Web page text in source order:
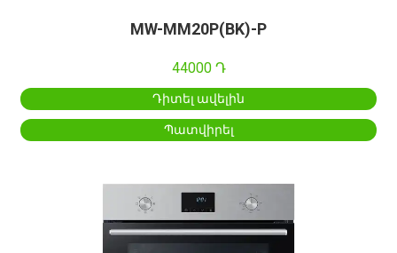
MW-MM20P(BK)-P
44000 Դ
Դիտել ավելին
Պատվիրել